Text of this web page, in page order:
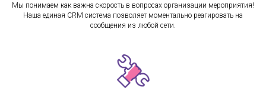
Мы понимаем как важна скорость в вопросах организации мероприятия!
Наша единая CRM система позволяет моментально реагировать на
сообщения из любой сети.